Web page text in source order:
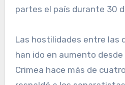
partes el país durante 30
Las hostilidades entre las
han ido en aumento
Crimea hace más de